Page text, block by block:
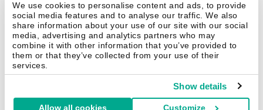
We use cookies to personalise content and ads, to provide
social media features and to analyse our traffic. We also
share information about your use of our site with our social
media, advertising and analytics partners who may
combine it with other information that you’ve provided to
them or that they’ve collected from your use of their
services.
Show details
Allow all cookies Customize
Contact Us Over ons Partners Blog Resource Center
Persberichten
Vertrouwen in Kaspersky
Securelist Eugene Personal Blog